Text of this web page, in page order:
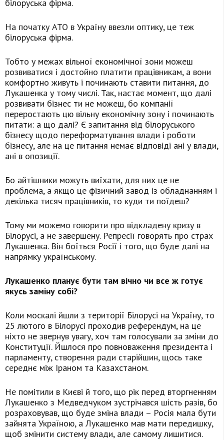
білоруська фірма.
На початку АТО в Україну ввезли оптику, це теж
білоруська фірма.
Тобто у межах вільної економічної зони можеш
розвиватися і достойно платити працівникам, а вони
комфортно живуть і починають ставити питання, до
Лукашенка у тому числі. Так, настає момент, що далі
розвивати бізнес ти не можеш, бо компанії
переростають цю вільну економічну зону і починають
питати: а що далі? Є запитання від білоруського
бізнесу щодо переформатування влади і роботи
бізнесу, але на це питання немає відповіді ані у влади,
ані в опозиції.
Бо айтішники можуть виїхати, для них це не
проблема, а якщо це фізичний завод із обладнанням і
декілька тисяч працівників, то куди ти поїдеш?
Тому ми можемо говорити про відкладену кризу в
Білорусі, а не завершену. Репресії говорять про страх
Лукашенка. Він боїться Росії і того, що буде далі на
напрямку українському.
Лукашенко планує бути там вічно чи все ж готує
якусь заміну собі?
Коли москалі йшли з території Білорусі на Україну, то
25 лютого в Білорусі проходив референдум, на це
ніхто не звернув увагу, хоч там голосували за зміни до
Конституції. Йшлося про повноваження президента і
парламенту, створення ради старійшин, щось таке
середнє між Іраном та Казахстаном.
Не помітили в Києві й того, що рік перед вторгненням
Лукашенко з Медведчуком зустрічався шість разів, бо
розраховував, що буде зміна влади – Росія мала бути
зайнята Україною, а Лукашенко мав мати передишку,
щоб змінити систему влади, але самому лишитися.